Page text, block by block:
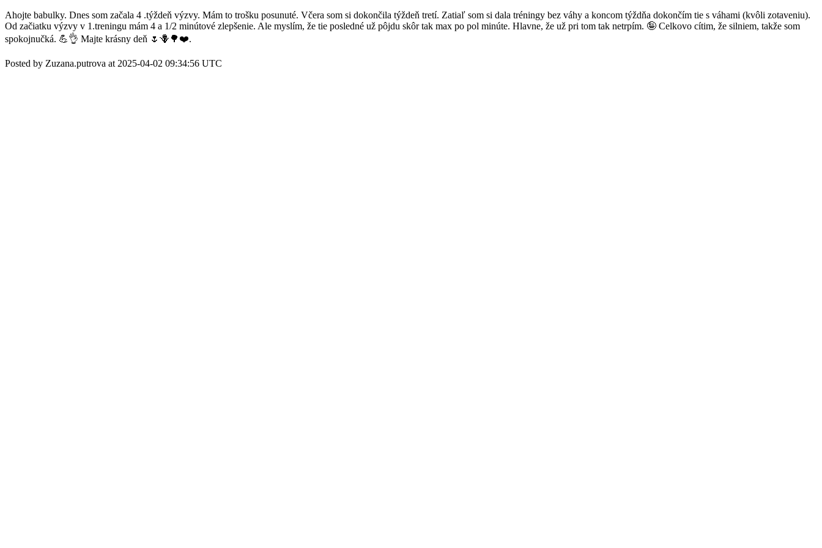
Ahojte babulky. Dnes som začala 4 .týždeň výzvy. Mám to trošku posunuté. Včera som si dokončila týždeň tretí. Zatiaľ som si dala tréningy bez váhy a koncom týždňa dokončím tie s váhami (kvôli zotaveniu).
Od začiatku výzvy v 1.treningu mám 4 a 1/2 minútové zlepšenie. Ale myslím, že tie posledné už pôjdu skôr tak max po pol minúte. Hlavne, že už pri tom tak netrpím. 🤪 Celkovo cítim, že silniem, takže som
spokojnučká. 💪👌 Majte krásny deň 🌷🪻🌳❤️.
Posted by Zuzana.putrova at 2025-04-02 09:34:56 UTC